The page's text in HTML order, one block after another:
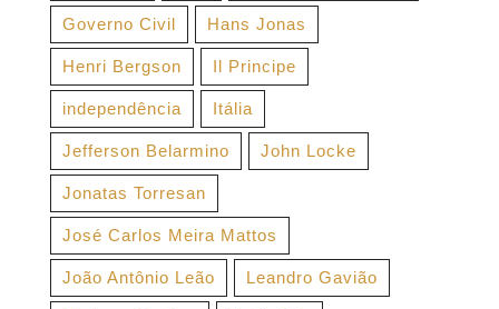
Governo Civil Hans Jonas
Henri Bergson Il Principe
independência Itália
Jefferson Belarmino John Locke
Jonatas Torresan
José Carlos Meira Mattos
João Antônio Leão Leandro Gavião